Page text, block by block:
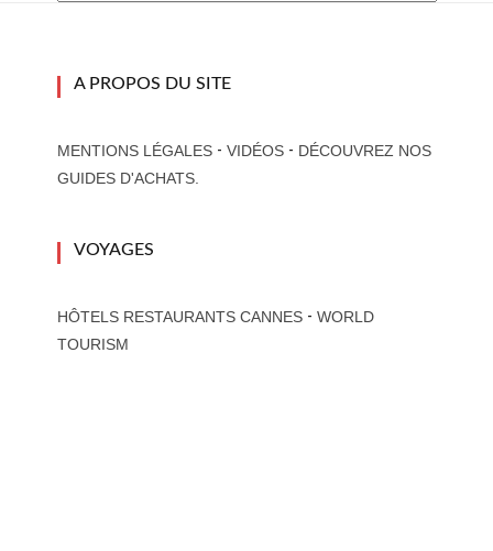
A PROPOS DU SITE
MENTIONS LÉGALES- VIDÉOS- DÉCOUVREZ NOS
GUIDES D'ACHATS.
VOYAGES
HÔTELS RESTAURANTS CANNES- WORLD
TOURISM